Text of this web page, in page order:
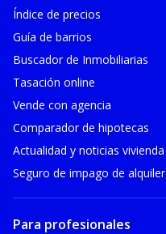
Índice de precios
Guía de barrios
Buscador de Inmobiliarias
Tasación online
Vende con agencia
Comparador de hipotecas
Actualidad y noticias vivienda
Seguro de impago de alquiler
Para profesionales